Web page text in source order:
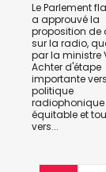
Le Parlement
a approuvé la
proposition de
sur la radio,
par la ministre
Achter d'étape
importante
politique
radiophonique
équitable et
vers...